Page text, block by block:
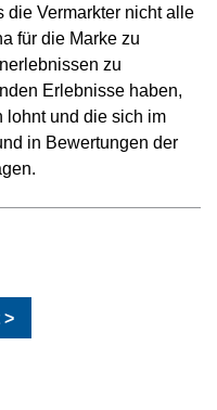
die Vermarkter nicht alle
für die Marke zu
zu
Erlebnisse haben,
lohnt und die sich im
in Bewertungen der